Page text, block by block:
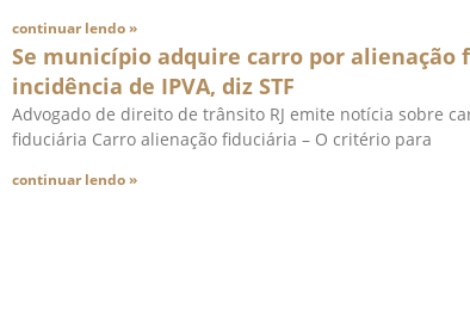
continuar lendo »
Se município adquire carro por alienação
incidência de IPVA, diz STF
Advogado de direito de trânsito RJ emite notícia sobre
fiduciária Carro alienação fiduciária – O critério para
continuar lendo »